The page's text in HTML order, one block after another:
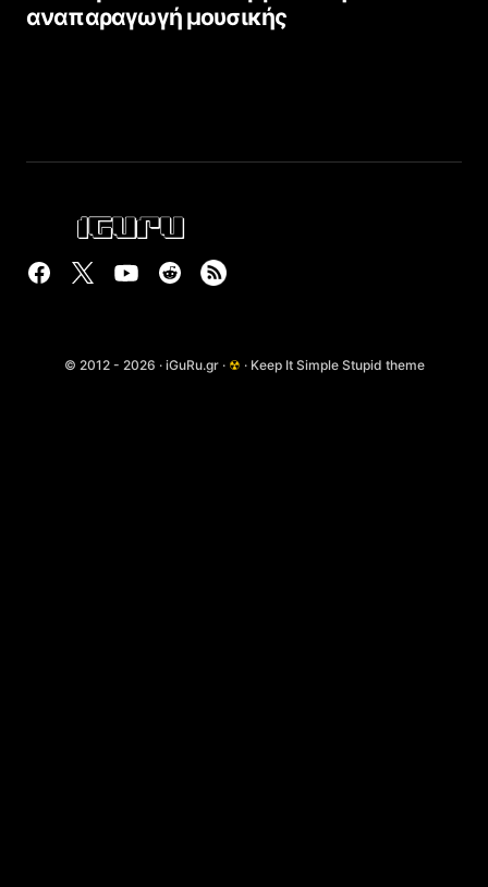
αναπαραγωγή μουσικής
© 2012 - 2026 · iGuRu.gr · ☢ · Keep It Simple Stupid theme